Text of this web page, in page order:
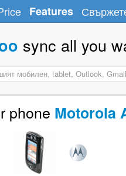
Features
sync all you
phone Motorola